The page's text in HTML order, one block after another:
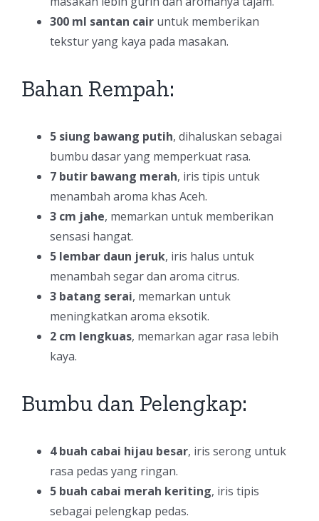
300 ml santan cair untuk memberikan
tekstur yang kaya pada masakan.
Bahan Rempah:
5 siung bawang putih, dihaluskan sebagai
bumbu dasar yang memperkuat rasa.
7 butir bawang merah, iris tipis untuk
menambah aroma khas Aceh.
3 cm jahe, memarkan untuk memberikan
sensasi hangat.
5 lembar daun jeruk, iris halus untuk
menambah segar dan aroma citrus.
3 batang serai, memarkan untuk
meningkatkan aroma eksotik.
2 cm lengkuas, memarkan agar rasa lebih
kaya.
Bumbu dan Pelengkap:
4 buah cabai hijau besar, iris serong untuk
rasa pedas yang ringan.
5 buah cabai merah keriting, iris tipis
sebagai pelengkap pedas.